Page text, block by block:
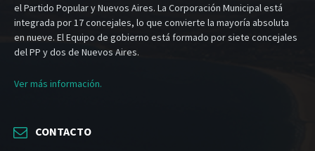
el Partido Popular y Nuevos Aires. La Corporación Municipal está
integrada por 17 concejales, lo que convierte la mayoría absoluta
en nueve. El Equipo de gobierno está formado por siete concejales
del PP y dos de Nuevos Aires.
Ver más información.
CONTACTO